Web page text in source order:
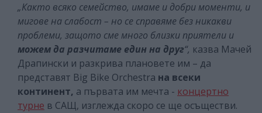
„Както всяко семейство, имаме и добри моменти, и
мигове на слабост – но се справяме без никакви
проблеми, защото сме много близки приятели и
можем да разчитаме един на друг“, казва Мачей
Драпински и разкрива плановете им – да
представят Big Bike Orchestra на всеки
континент, а първата им мечта - концертно
турне в САЩ, изглежда скоро се ще осъществи.